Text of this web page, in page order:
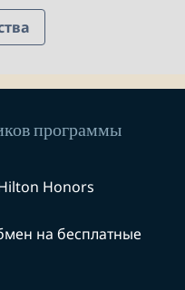
программы
Honors
на бесплатные